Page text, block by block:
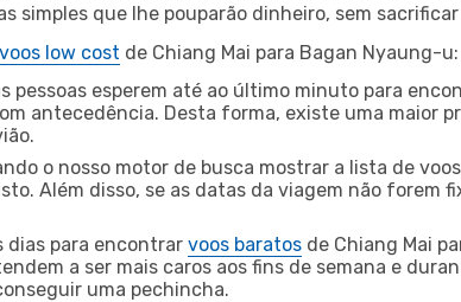
simples que lhe pouparão dinheiro, sem
low cost de Chiang Mai para Bagan Nyaung-u:
pessoas esperem até ao último minuto para
antecedência. Desta forma, existe uma maior
o nosso motor de busca mostrar a lista de
Além disso, se as datas da viagem não forem
dias para encontrar voos baratos de Chiang Mai
a ser mais caros aos fins de semana e
uma pechincha.